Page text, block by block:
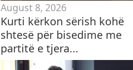
August 8, 2026
Kurti kërkon sërish kohë
shtesë për bisedime me
partitë e tjera...